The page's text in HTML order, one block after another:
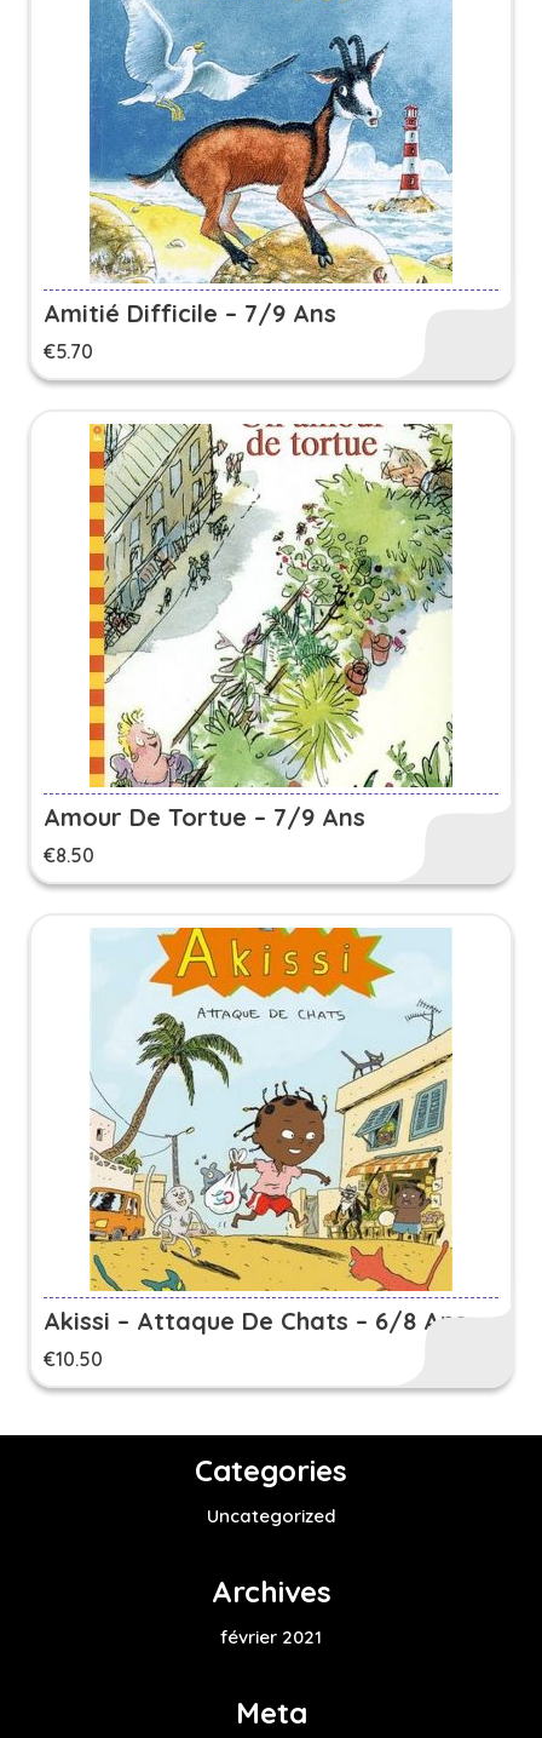
Amitié Difficile – 7/9 Ans
€5.70
Amour De Tortue – 7/9 Ans
€8.50
Akissi – Attaque De Chats – 6/8 Ans
€10.50
Categories
Uncategorized
Archives
février 2021
Meta